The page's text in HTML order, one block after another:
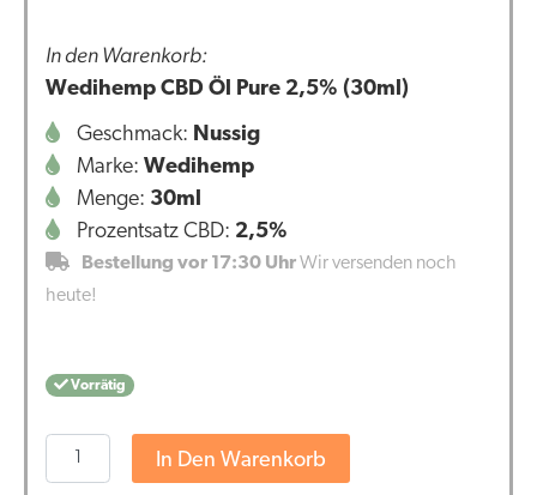
In den Warenkorb:
Wedihemp CBD Öl Pure 2,5% (30ml)
Geschmack: Nussig
Marke: Wedihemp
Menge: 30ml
Prozentsatz CBD: 2,5%
Bestellung vor 17:30 UhrWir versenden noch
heute!
Vorrätig
Wedihemp
CBD
In Den Warenkorb